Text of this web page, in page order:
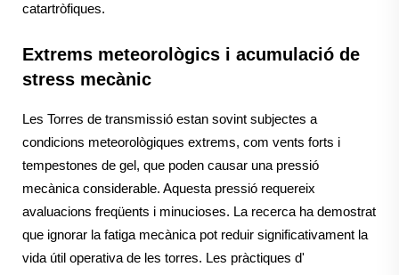
catartròfiques.
Extrems meteorològics i acumulació de
stress mecànic
Les Torres de transmissió estan sovint subjectes a
condicions meteorològiques extrems, com vents forts i
tempestones de gel, que poden causar una pressió
mecànica considerable. Aquesta pressió requereix
avaluacions freqüents i minucioses. La recerca ha demostrat
que ignorar la fatiga mecànica pot reduir significativament la
vida útil operativa de les torres. Les pràctiques d'